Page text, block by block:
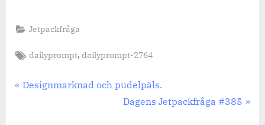
Jetpackfråga
Tags:
dailyprompt,dailyprompt-2764
Inläggsnavigering
Previous
Designmarknad och pudelpäls.
Next
Dagens Jetpackfråga #385